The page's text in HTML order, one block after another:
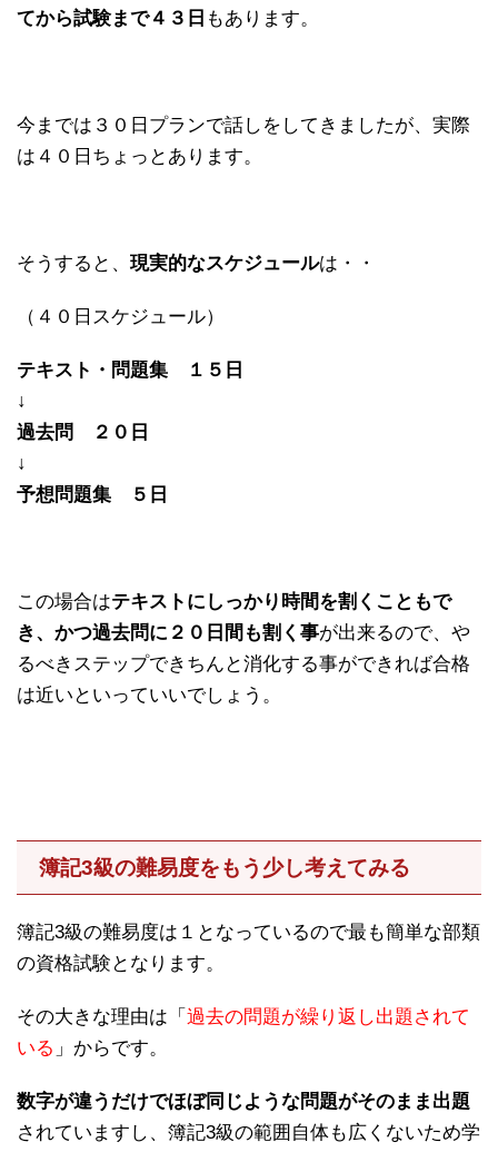
てから試験まで４３日 もあります。
今までは３０日プランで話しをしてきましたが、実際
は４０日ちょっとあります。
そうすると、 現実的なスケジュールは・・
（４０日スケジュール）
テキスト・問題集 １５日
↓
過去問 ２０日
↓
予想問題集 ５日
この場合はテキストにしっかり時間を割くこともで
き、かつ過去問に２０日間も割く事が出来るので、や
るべきステップできちんと消化する事ができれば合格
は近いといっていいでしょう。
簿記3級の難易度をもう少し考えてみる
簿記3級の難易度は１となっているので最も簡単な部類
の資格試験となります。
その大きな理由は「 過去の問題が繰り返し出題されて
いる 」からです。
数字が違うだけでほぼ同じような問題がそのまま出題
されていますし、簿記3級の範囲自体も広くないため学